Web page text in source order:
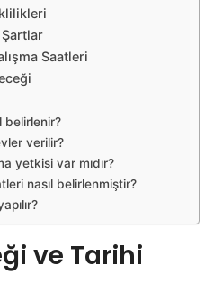
Saatleri
belirlenir?
verilir?
yetkisi var mıdır?
nasıl belirlenmiştir?
ve Tarihi